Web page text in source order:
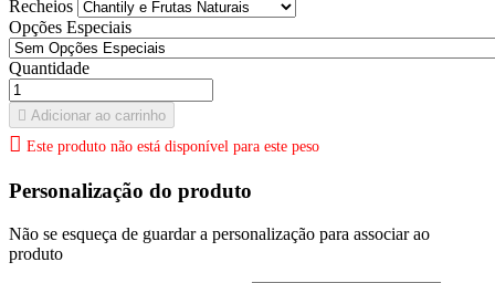
Recheios
Opções Especiais
Quantidade
 Adicionar ao carrinho
 Este produto não está disponível para este peso
Personalização do produto
Não se esqueça de guardar a personalização para associar ao
produto